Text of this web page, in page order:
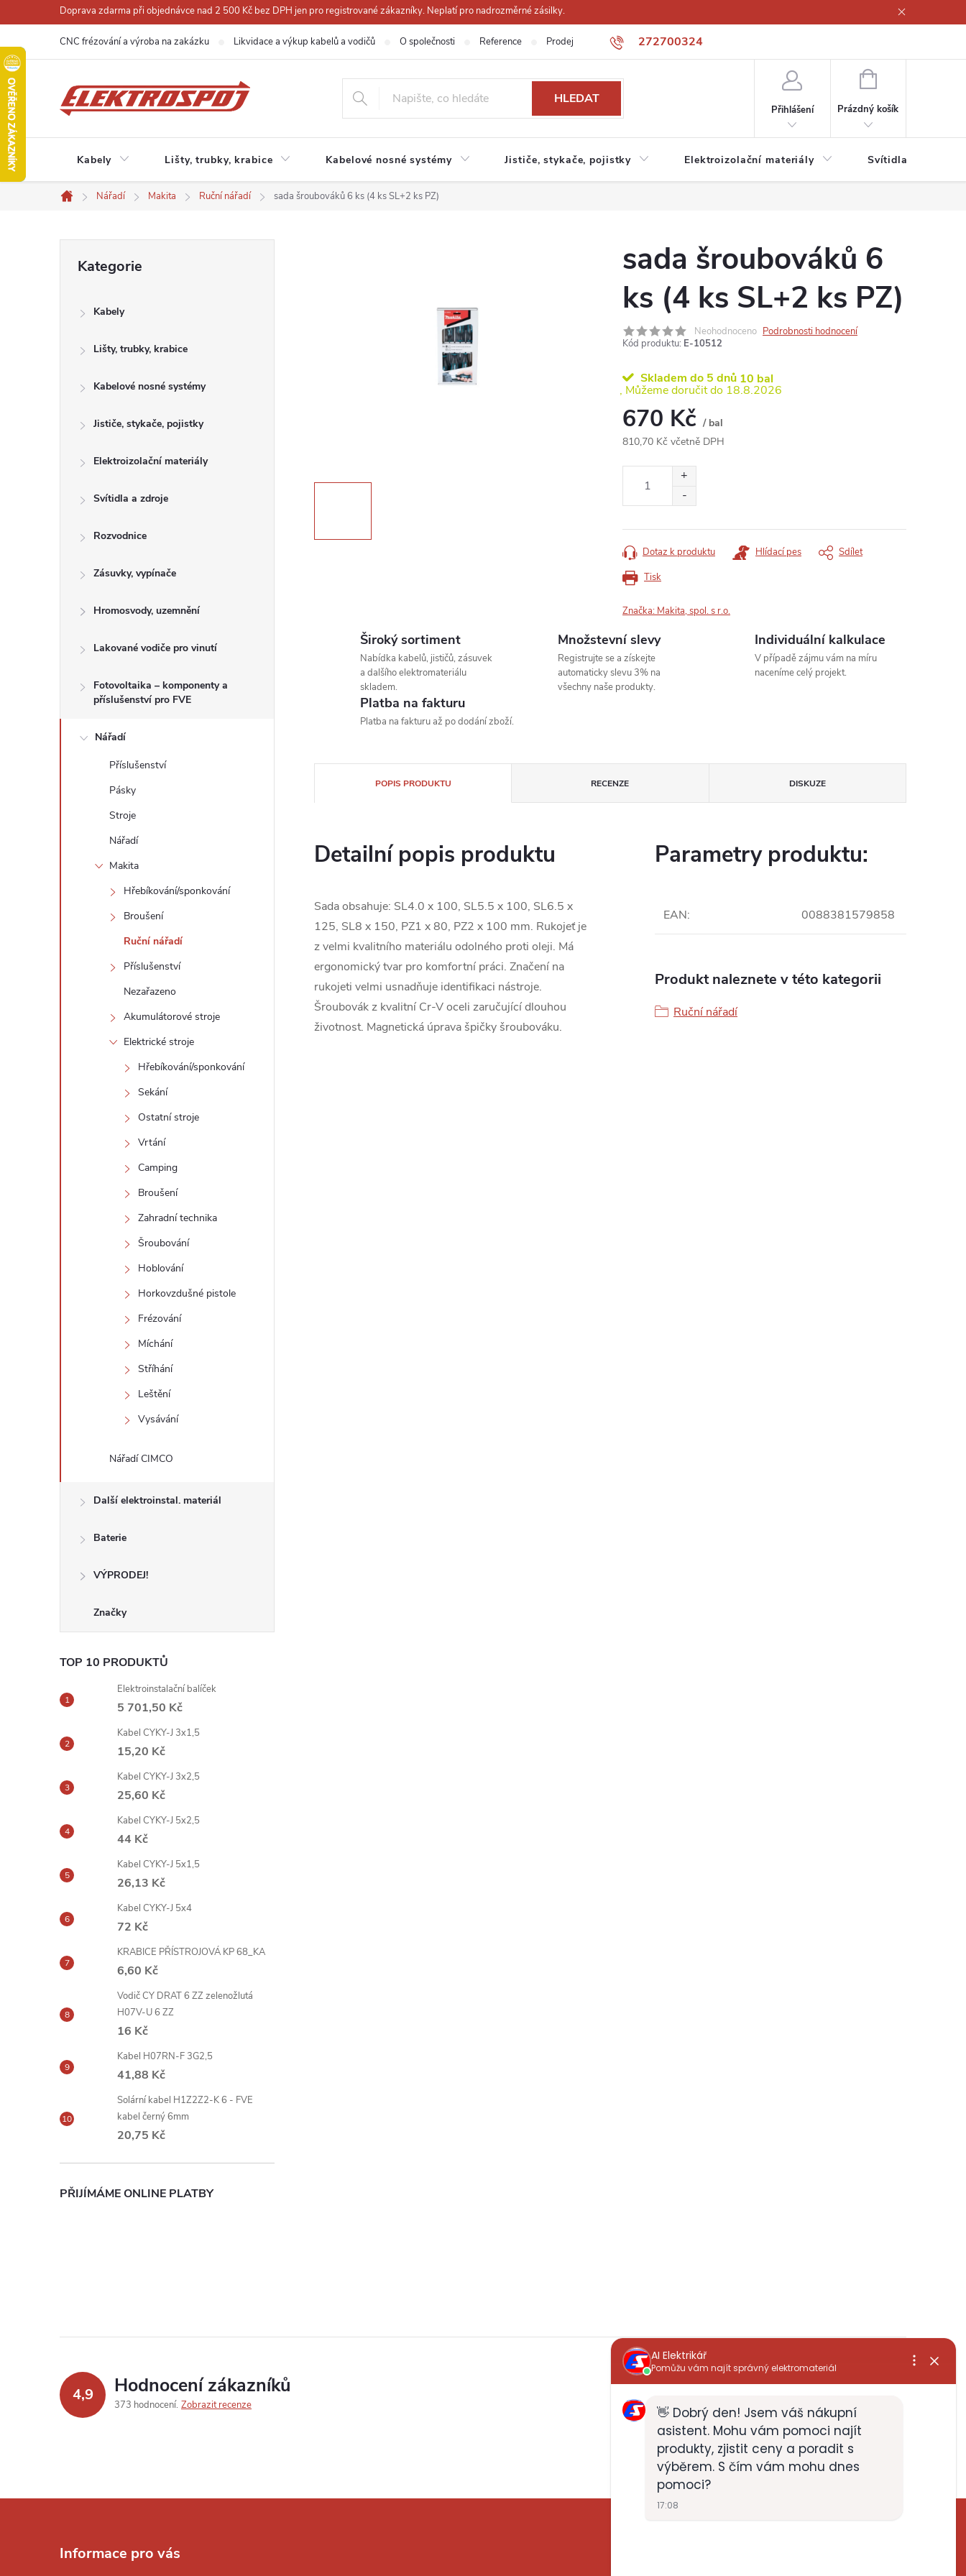
na
obsah
Doprava zdarma při objednávce nad 2 500 Kč bez DPH jen pro registrované zákazníky. Neplatí pro nadrozměrné zásilky.
272700324
CNC frézování a výroba na zakázku Likvidace a výkup kabelů a vodičů O společnosti Reference Prodejna Obchodní podmínky
HLEDAT
Přihlášení
NÁKUPNÍ
Prázdný košík
Kabely Lišty, trubky, krabice Kabelové nosné systémy Jističe, stykače, pojistky Elektroizolační materiály Svítidla a zdroje
Domů
Nářadí Makita Ruční nářadí sada šroubováků 6 ks (4 ks SL+2 ks PZ)
l
kategorie
Kategorie
Kabely
Lišty, trubky, krabice
Kabelové nosné systémy
Jističe, stykače, pojistky
Elektroizolační materiály
Svítidla a zdroje
Rozvodnice
Zásuvky, vypínače
Hromosvody, uzemnění
Lakované vodiče pro vinutí
Fotovoltaika – komponenty a
příslušenství pro FVE
Nářadí
Příslušenství
Pásky
Stroje
Nářadí
Makita
Hřebíkování/sponkování
Broušení
Ruční nářadí
Příslušenství
Nezařazeno
Akumulátorové stroje
Elektrické stroje
Hřebíkování/sponkování
Sekání
Ostatní stroje
Vrtání
Camping
Broušení
Zahradní technika
Šroubování
Hoblování
Horkovzdušné pistole
Frézování
Míchání
Stříhání
Leštění
Vysávání
Nářadí CIMCO
Další elektroinstal. materiál
Baterie
VÝPRODEJ!
Značky
TOP 10 PRODUKTŮ
Elektroinstalační balíček
5 701,50 Kč
Kabel CYKY-J 3x1,5
15,20 Kč
Kabel CYKY-J 3x2,5
25,60 Kč
Kabel CYKY-J 5x2,5
44 Kč
Kabel CYKY-J 5x1,5
26,13 Kč
Kabel CYKY-J 5x4
72 Kč
KRABICE PŘÍSTROJOVÁ KP 68_KA
6,60 Kč
Vodič CY DRAT 6 ZZ zelenožlutá
H07V-U 6 ZZ
16 Kč
Kabel H07RN-F 3G2,5
41,88 Kč
Solární kabel H1Z2Z2-K 6 - FVE
kabel černý 6mm
20,75 Kč
PŘIJÍMÁME ONLINE PLATBY
sada šroubováků 6
ks (4 ks SL+2 ks PZ)
Neohodnoceno Podrobnosti hodnocení
Kód produktu: E-10512
Skladem do 5 dnů 10 bal
18.8.2026
670 Kč / bal
810,70 Kč včetně DPH
Tisk
Dotaz k produktu Hlídací pes Sdílet
Značka: Makita, spol. s r.o.
Široký sortiment
Nabídka kabelů, jističů, zásuvek
a dalšího elektromateriálu
skladem.
Množstevní slevy
Registrujte se a získejte
automaticky slevu 3% na
všechny naše produkty.
Individuální kalkulace
V případě zájmu vám na míru
naceníme celý projekt.
Platba na fakturu
Platba na fakturu až po dodání zboží.
POPIS PRODUKTU RECENZE DISKUZE
Detailní popis produktu
Sada obsahuje: SL4.0 x 100, SL5.5 x 100, SL6.5 x
125, SL8 x 150, PZ1 x 80, PZ2 x 100 mm. Rukojeť je
z velmi kvalitního materiálu odolného proti oleji. Má
ergonomický tvar pro komfortní práci. Značení na
rukojeti velmi usnadňuje identifikaci nástroje.
Šroubovák z kvalitní Cr-V oceli zaručující dlouhou
životnost. Magnetická úprava špičky šroubováku.
Parametry produktu:
EAN: 0088381579858
Produkt naleznete v této kategorii
Ruční nářadí
4,9 Hodnocení zákazníků
373 hodnocení Zobrazit recenze
Informace pro vás